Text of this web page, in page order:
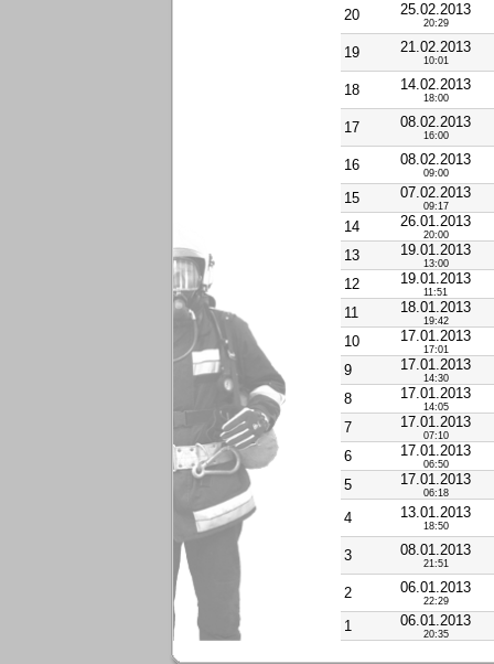
20 25.02.2013
20:29
19 21.02.2013
10:01
18 14.02.2013
18:00
17 08.02.2013
16:00
16 08.02.2013
09:00
15 07.02.2013
09:17
14 26.01.2013
20:00
13 19.01.2013
13:00
12 19.01.2013
11:51
11 18.01.2013
19:42
10 17.01.2013
17:01
9 17.01.2013
14:30
8 17.01.2013
14:05
7 17.01.2013
07:10
6 17.01.2013
06:50
5 17.01.2013
06:18
4 13.01.2013
18:50
3 08.01.2013
21:51
2 06.01.2013
22:29
1 06.01.2013
20:35